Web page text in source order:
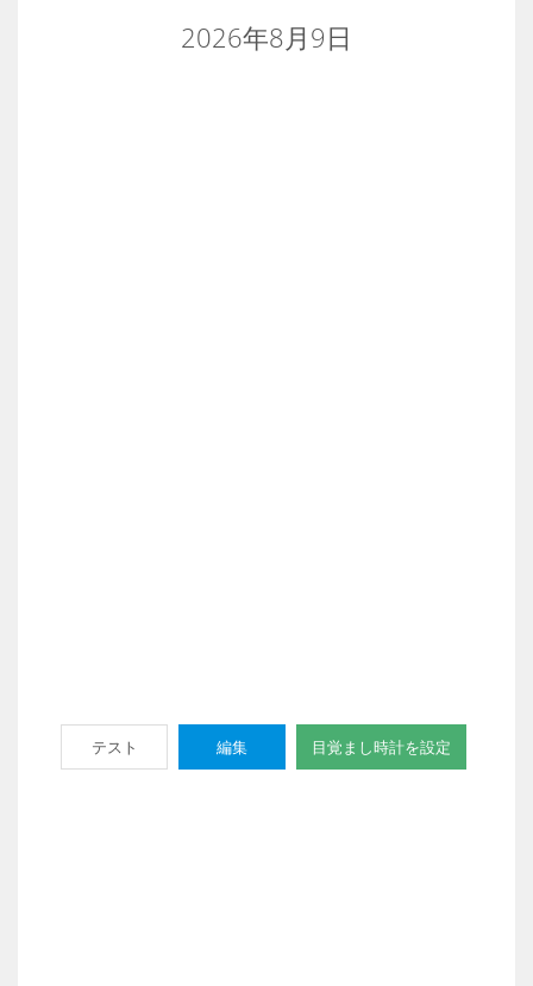
2026年8月9日
テスト 編集 目覚まし時計を設定